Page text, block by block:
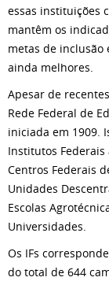
essas instituições
mantêm os
metas de inclusão
ainda melhores.
Apesar de
Rede Federal de
iniciada em 1909.
Institutos Federais
Centros Federais
Unidades
Escolas
Universidades.
Os IFs
do total de 644